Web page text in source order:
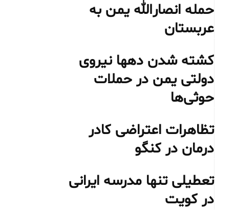
حمله انصارالله یمن به
عربستان
کشته شدن دهها نیروی
دولتی یمن در حملات
حوثی‌ها
تظاهرات اعتراضی کادر
درمان در کنگو
تعطیلی تنها مدرسه ایرانی
در کویت